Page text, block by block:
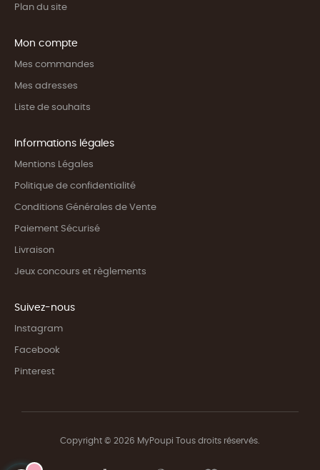
Plan du site
Mon compte
Mes commandes
Mes adresses
Liste de souhaits
Informations légales
Mentions Légales
Politique de confidentialité
Conditions Générales de Vente
Paiement Sécurisé
Livraison
Jeux concours et règlements
Suivez-nous
Instagram
Facebook
Pinterest
Copyright © 2026 MyPoupi Tous droits réservés.